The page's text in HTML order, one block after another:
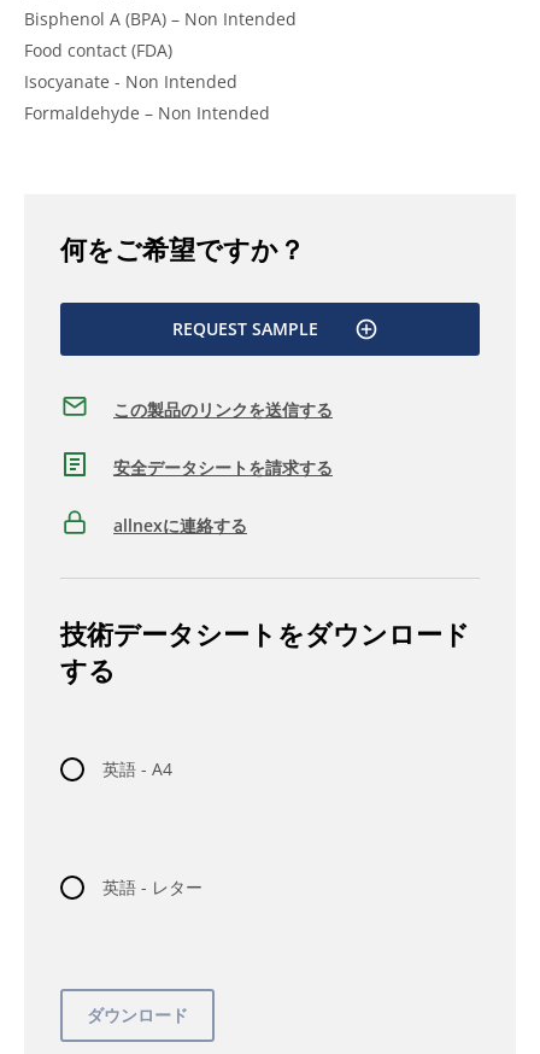
Bisphenol A (BPA) – Non Intended
Food contact (FDA)
Isocyanate - Non Intended
Formaldehyde – Non Intended
何をご希望ですか？
REQUEST SAMPLE
この製品のリンクを送信する
安全データシートを請求する
allnexに連絡する
技術データシートをダウンロード
する
英語 - A4
英語 - レター